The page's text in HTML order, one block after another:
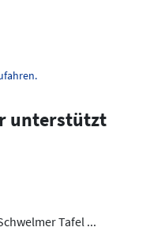
unterstützt
Tafel ...